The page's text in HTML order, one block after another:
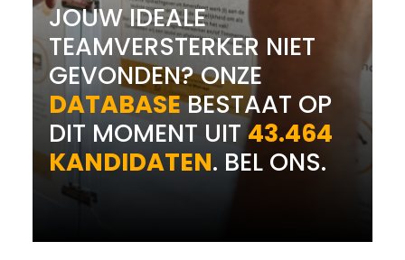
JOUW IDEALE
TEAMVERSTERKER NIET
GEVONDEN? ONZE
DATABASEBESTAAT OP
DIT MOMENT UIT43.464
KANDIDATEN. BEL ONS.